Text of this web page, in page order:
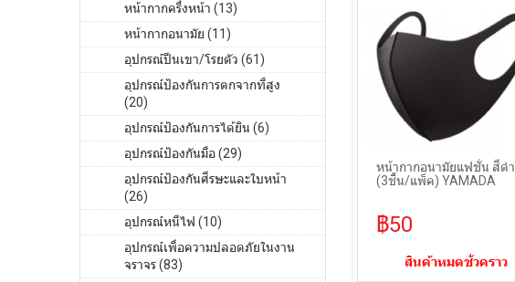
หน้ากากครึ่งหน้า (13)
หน้ากากอนามัย (11)
อุปกรณ์ปีนเขา/โรยตัว (61)
อุปกรณ์ป้องกันการตกจากที่สูง
(20)
อุปกรณ์ป้องกันการได้ยิน (6)
อุปกรณ์ป้องกันมือ (29)
อุปกรณ์ป้องกันศีรษะและใบหน้า
(26)
อุปกรณ์หนีไฟ (10)
อุปกรณ์เพื่อความปลอดภัยในงาน
จราจร (83)
สินค้าหมดชั่วคราว
หน้ากากอนามัยแฟชั่น สีดำ
(3ชิ้น/แพ็ค) YAMADA
฿50